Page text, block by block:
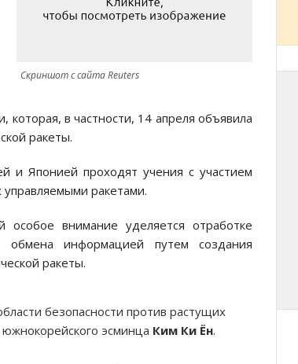
Скриншот с сайта Reuters
в частности, 14 апреля объявила
ракеты.
и Японией проходят учения с участием
ракетами.
внимание уделяется отработке
информацией путем создания
ракеты.
безопасности против растущих
эсминца Ким Ки Ён.